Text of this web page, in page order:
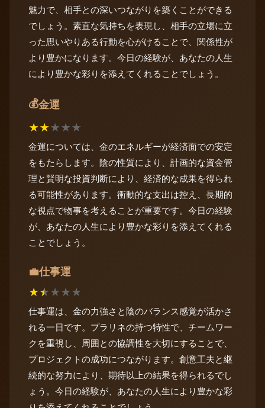
魅力で、相手との深いつながりを築くことができる
でしょう。素直な気持ちを表現し、相手の立場に立
った思いやりある行動を心がけることで、関係性が
より豊かになります。今日の経験が、あなたの人生
により豊かな彩りを添えてくれることでしょう。
💰金運
★★★★★
金運については、金のエネルギーが経済面での安定
をもたらします。陰の性質により、計画的な資金管
理と賢明な投資判断により、経済的な成果を得られ
る可能性があります。衝動的な支出は控え、長期的
な視点で物事を考えることが重要です。今日の経験
が、あなたの人生により豊かな彩りを添えてくれる
ことでしょう。
💼仕事運
★★★★★
仕事運は、金の力強さと陰のバランス感覚が活かさ
れる一日です。プラリネの持つ特性で、チームワー
クを重視し、周囲との協調性を大切にすることで、
プロジェクトの成功につながります。創意工夫と継
続的な努力により、期待以上の結果を得られるでし
ょう。今日の経験が、あなたの人生により豊かな彩